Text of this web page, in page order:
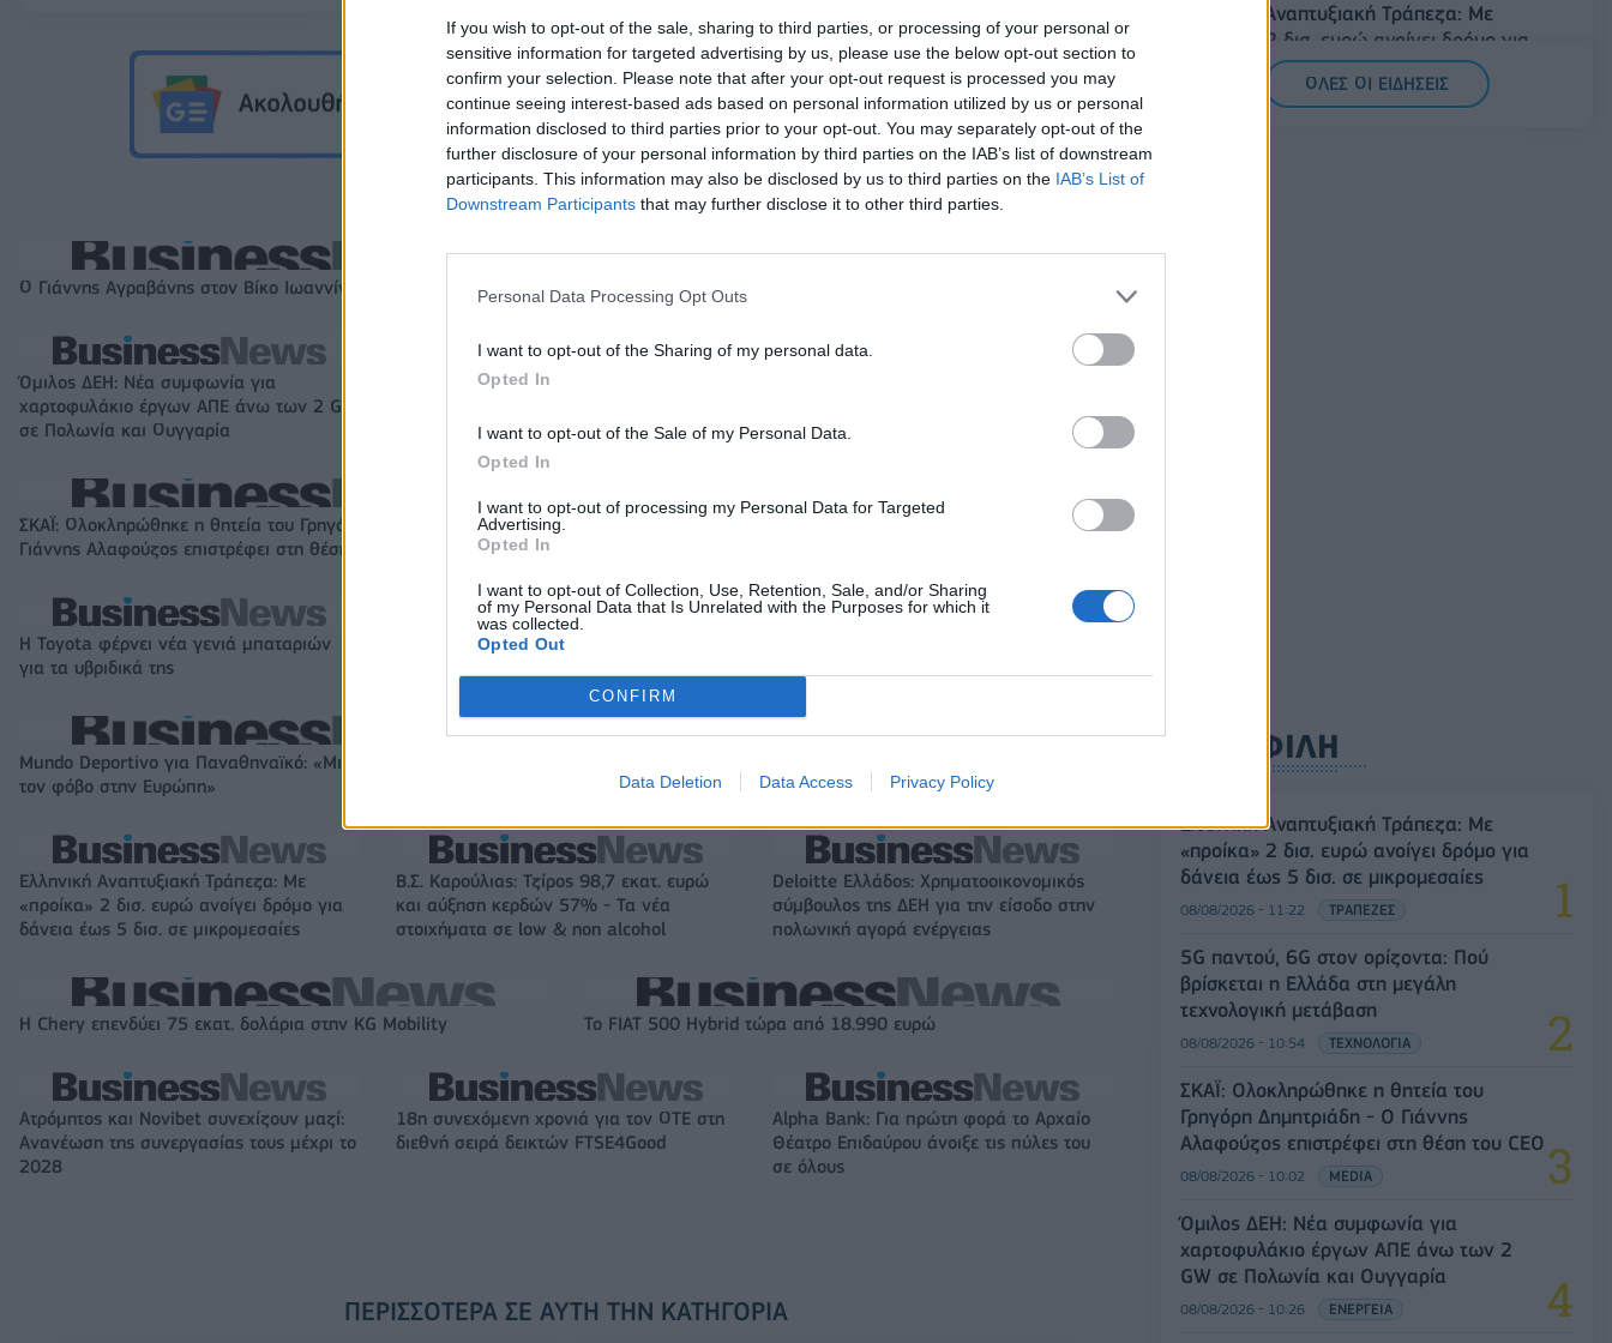
If you wish to opt-out of the sale, sharing to third parties, or processing of your personal or
sensitive information for targeted advertising by us, please use the below opt-out section to
confirm your selection. Please note that after your opt-out request is processed you may
continue seeing interest-based ads based on personal information utilized by us or personal
information disclosed to third parties prior to your opt-out. You may separately opt-out of the
further disclosure of your personal information by third parties on the IAB’s list of downstream
participants. This information may also be disclosed by us to third parties on the IAB’s List of
Downstream Participants that may further disclose it to other third parties.
Personal Data Processing Opt Outs
I want to opt-out of the Sharing of my personal data.
Opted In
I want to opt-out of the Sale of my Personal Data.
Opted In
I want to opt-out of processing my Personal Data for Targeted
Advertising.
Opted In
I want to opt-out of Collection, Use, Retention, Sale, and/or Sharing
of my Personal Data that Is Unrelated with the Purposes for which it
was collected.
Opted Out
CONFIRM
Data Deletion Data Access Privacy Policy
Ο Γιάννης Αγραβάνης στον Βίκο Ιωαννίνων ΠΑΟΚ: Από σήμερα στη Θεσσαλονίκη ο Τρινκέρι
Όμιλος ΔΕΗ: Νέα συμφωνία για
χαρτοφυλάκιο έργων ΑΠΕ άνω των 2 GW
σε Πολωνία και Ουγγαρία
Fourlis: Συμφωνία για την πώληση
έναντι 49,35 εκατ. ευρώ
αρχές του έτους
ΣΚΑΪ: Ολοκληρώθηκε η θητεία του Γρηγόρη Δημητριάδη - Ο
Γιάννης Αλαφούζος επιστρέφει στη θέση του CEO
Media: Με ενίσχυση 8 εκατ. ευρώ σε 451 επιχειρήσεις ξεκίνησε
Η Toyota φέρνει νέα γενιά μπαταριών
για τα υβριδικά της
Σε κινεζική… πολιορκία η ευρωπαϊκή
Mundo Deportivo για Παναθηναϊκό: «Μια πεντάδα που σπέρνει
τον φόβο στην Ευρώπη»
Ευρωμπάσκετ (live stream)
Ελληνική Αναπτυξιακή Τράπεζα: Με
«προίκα» 2 δισ. ευρώ ανοίγει δρόμο για
δάνεια έως 5 δισ. σε μικρομεσαίες
Β.Σ. Καρούλιας: Τζίρος 98,7 εκατ. ευρώ
και αύξηση κερδών 57% - Τα νέα
στοιχήματα σε low & non alcohol
Deloitte Ελλάδος: Χρηματοοικονομικός
σύμβουλος της ΔΕΗ για την είσοδο στην
πολωνική αγορά ενέργειας
Η Chery επενδύει 75 εκατ. δολάρια στην KG Mobility Το FIAT 500 Hybrid τώρα από 18.990 ευρώ
Ατρόμητος και Novibet συνεχίζουν μαζί:
Ανανέωση της συνεργασίας τους μέχρι το
2028
18η συνεχόμενη χρονιά για τον ΟΤΕ στη
διεθνή σειρά δεικτών FTSE4Good
Alpha Bank: Για πρώτη φορά το Αρχαίο
Θέατρο Επιδαύρου άνοιξε τις πύλες του
σε όλους
ΠΕΡΙΣΣΌΤΕΡΑ ΣΕ ΑΥΤΉ ΤΗΝ ΚΑΤΗΓΟΡΊΑ
Ελληνική Αναπτυξιακή Τράπεζα: Με
«προίκα» 2 δισ. ευρώ ανοίγει δρόμο για
δάνεια έως 5 δισ. σε μικρομεσαίες
08/08/2026 - 11:22
ΟΛΕΣ ΟΙ ΕΙΔΗΣΕΙΣ
ΔΗΜΟΦΙΛΗ
Ελληνική Αναπτυξιακή Τράπεζα: Με
«προίκα» 2 δισ. ευρώ ανοίγει δρόμο για
δάνεια έως 5 δισ. σε μικρομεσαίες
08/08/2026 - 11:22 ΤΡΑΠΕΖΕΣ
5G παντού, 6G στον ορίζοντα: Πού
βρίσκεται η Ελλάδα στη μεγάλη
τεχνολογική μετάβαση
08/08/2026 - 10:54 ΤΕΧΝΟΛΟΓΙΑ
ΣΚΑΪ: Ολοκληρώθηκε η θητεία του
Γρηγόρη Δημητριάδη - Ο Γιάννης
Αλαφούζος επιστρέφει στη θέση του CEO
08/08/2026 - 10:02 MEDIA
Όμιλος ΔΕΗ: Νέα συμφωνία για
χαρτοφυλάκιο έργων ΑΠΕ άνω των 2
GW σε Πολωνία και Ουγγαρία
08/08/2026 - 10:26 ΕΝΕΡΓΕΙΑ